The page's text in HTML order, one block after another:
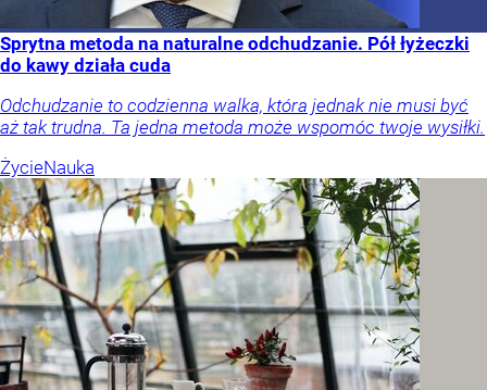
Sprytna metoda na naturalne odchudzanie. Pół łyżeczki
do kawy działa cuda
Odchudzanie to codzienna walka, która jednak nie musi być
aż tak trudna. Ta jedna metoda może wspomóc twoje wysiłki.
ŻycieNauka